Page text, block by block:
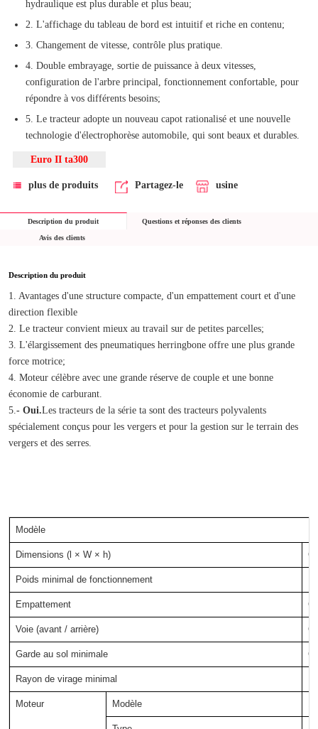
hydraulique est plus durable et plus beau;
2. L'affichage du tableau de bord est intuitif et riche en contenu;
3. Changement de vitesse, contrôle plus pratique.
4. Double embrayage, sortie de puissance à deux vitesses,
configuration de l'arbre principal, fonctionnement confortable, pour
répondre à vos différents besoins;
5. Le tracteur adopte un nouveau capot rationalisé et une nouvelle
technologie d'électrophorèse automobile, qui sont beaux et durables.
Euro II ta300
plus de produits Partagez-le usine
Description du produit Questions et réponses des clients
Avis des clients
Description du produit
1. Avantages d'une structure compacte, d'un empattement court et d'une
direction flexible
2. Le tracteur convient mieux au travail sur de petites parcelles;
3. L'élargissement des pneumatiques herringbone offre une plus grande
force motrice;
4. Moteur célèbre avec une grande réserve de couple et une bonne
économie de carburant.
5. - Oui.Les tracteurs de la série ta sont des tracteurs polyvalents
spécialement conçus pour les vergers et pour la gestion sur le terrain des
vergers et des serres.
Modèle
Dimensions (l × W × h)
Poids minimal de fonctionnement
Empattement
Voie (avant / arrière)
Garde au sol minimale
Rayon de virage minimal
Moteur Modèle